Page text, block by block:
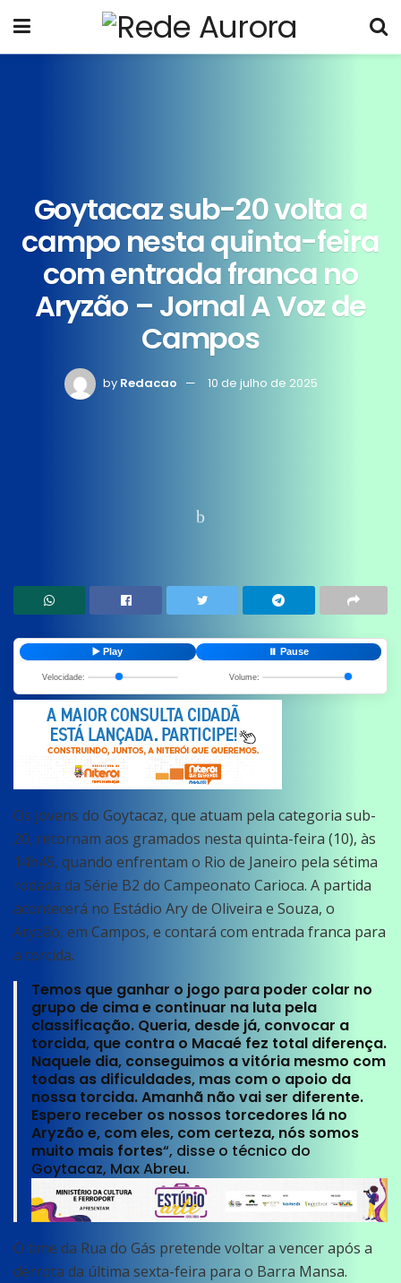
Goytacaz sub-20 volta a
campo nesta quinta-feira
com entrada franca no
Aryzão – Jornal A Voz de
Campos
by Redacao 10 de julho de 2025
▶️ Play ⏸️ Pause
Velocidade: Volume:
Os jovens do Goytacaz, que atuam pela categoria sub-
20, retornam aos gramados nesta quinta-feira (10), às
14h45, quando enfrentam o Rio de Janeiro pela sétima
rodada da Série B2 do Campeonato Carioca. A partida
acontecerá no Estádio Ary de Oliveira e Souza, o
Aryzão, em Campos, e contará com entrada franca para
a torcida.
Temos que ganhar o jogo para poder colar no
grupo de cima e continuar na luta pela
classificação. Queria, desde já, convocar a
torcida, que contra o Macaé fez total diferença.
Naquele dia, conseguimos a vitória mesmo com
todas as dificuldades, mas com o apoio da
nossa torcida. Amanhã não vai ser diferente.
Espero receber os nossos torcedores lá no
Aryzão e, com eles, com certeza, nós somos
muito mais fortes“, disse o técnico do
Goytacaz, Max Abreu.
O time da Rua do Gás pretende voltar a vencer após a
derrota da última sexta-feira para o Barra Mansa.